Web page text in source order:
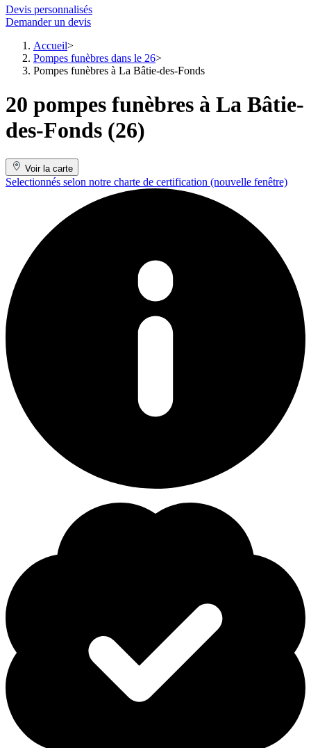
Devis personnalisés
Demander un devis
Accueil
Pompes funèbres dans le 26
Pompes funèbres à La Bâtie-des-Fonds
20 pompes funèbres à La Bâtie-
des-Fonds (26)
Voir la carte
Selectionnés selon notre charte de certification (nouvelle fenêtre)